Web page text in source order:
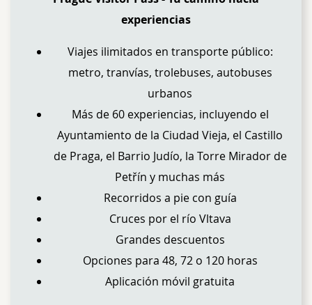
experiencias
Viajes ilimitados en transporte público:
metro, tranvías, trolebuses, autobuses
urbanos
Más de 60 experiencias, incluyendo el
Ayuntamiento de la Ciudad Vieja, el Castillo
de Praga, el Barrio Judío, la Torre Mirador de
Petřín y muchas más
Recorridos a pie con guía
Cruces por el río Vltava
Grandes descuentos
Opciones para 48, 72 o 120 horas
Aplicación móvil gratuita